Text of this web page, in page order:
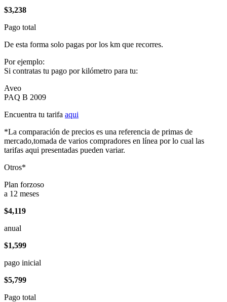
$3,238
Pago total
De esta forma solo pagas por los km que recorres.
Por ejemplo:
Si contratas tu pago por kilómetro para tu:
Aveo
PAQ B 2009
Encuentra tu tarifa aqui
*La comparación de precios es una referencia de primas de
mercado,tomada de varios compradores en línea por lo cual las
tarifas aqui presentadas pueden variar.
Otros*
Plan forzoso
a 12 meses
$4,119
anual
$1,599
pago inicial
$5,799
Pago total